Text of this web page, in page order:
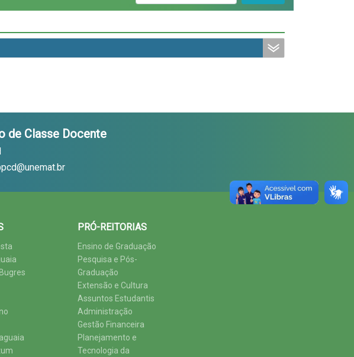
de Classe Docente
PRÓ-REITORIAS
Ensino de Graduação
Pesquisa e Pós-
Graduação
Extensão e Cultura
Assuntos Estudantis
Administração
Gestão Financeira
Planejamento e
Tecnologia da